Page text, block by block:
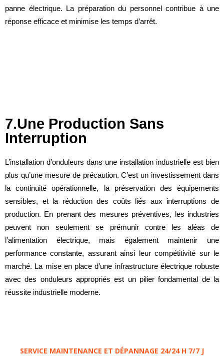
panne électrique. La préparation du personnel contribue à une
réponse efficace et minimise les temps d’arrêt.
7.Une Production Sans
Interruption
L’installation d’onduleurs dans une installation industrielle est bien
plus qu’une mesure de précaution. C’est un investissement dans
la continuité opérationnelle, la préservation des équipements
sensibles, et la réduction des coûts liés aux interruptions de
production. En prenant des mesures préventives, les industries
peuvent non seulement se prémunir contre les aléas de
l’alimentation électrique, mais également maintenir une
performance constante, assurant ainsi leur compétitivité sur le
marché. La mise en place d’une infrastructure électrique robuste
avec des onduleurs appropriés est un pilier fondamental de la
réussite industrielle moderne.
SERVICE MAINTENANCE ET DÉPANNAGE 24/24 H 7/7 J